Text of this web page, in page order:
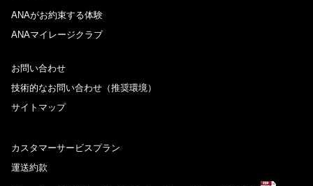
ANAがお約束する体験
ANAマイレージクラブ
お問い合わせ
技術的なお問い合わせ（推奨環境）
サイトマップ
カスタマーサービスプラン
運送約款